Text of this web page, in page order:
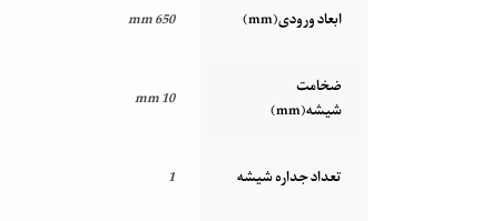
ابعاد ورودی(mm) 650 mm
ضخامت
شیشه(mm)
10 mm
تعداد جداره شیشه 1